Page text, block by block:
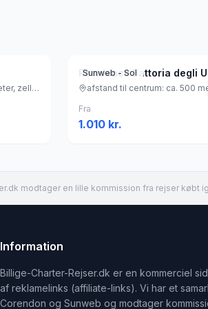
afstand til centrum: ca. 1,5 kilometer, zell am zee: ca. 3,0 kilometer, Østrig
Sunweb - Sol
afstand til centrum: ca. 500
Fra
1.010 kr.
modtager en lille kommission fra rejser købt
Information
Billige-Charter-Rejser.dk er en kommerciel
af reklamelinks (affiliate-links). Vi har et
Corendon og Sunweb og modtager